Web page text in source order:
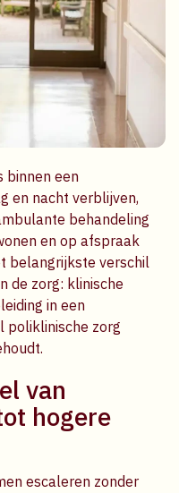
binnen een
en nacht verblijven,
behandeling
en op afspraak
belangrijkste verschil
de zorg: klinische
in een
poliklinische zorg
van
hogere
escaleren zonder